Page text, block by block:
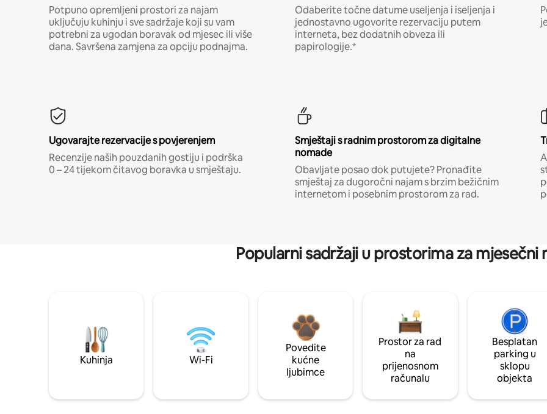
Potpuno opremljeni prostori za najam
uključuju kuhinju i sve sadržaje koji su vam
potrebni za ugodan boravak od mjesec ili više
dana. Savršena zamjena za opciju podnajma.
Odaberite točne datume useljenja i iseljenja i
jednostavno ugovorite rezervaciju putem
interneta, bez dodatnih obveza ili
papirologije.*
Ugovarajte rezervacije s povjerenjem
Recenzije naših pouzdanih gostiju i podrška
0 – 24 tijekom čitavog boravka u smještaju.
Smještaji s radnim prostorom za digitalne
nomade
Obavljate posao dok putujete? Pronađite
smještaj za dugoročni najam s brzim bežičnim
internetom i posebnim prostorom za rad.
Popularni sadržaji u prostorima za mjesečni
Kuhinja Wi-Fi
Povedite
kućne
ljubimce
Prostor za rad
na
prijenosnom
računalu
Besplatan
parking u
sklopu
objekta